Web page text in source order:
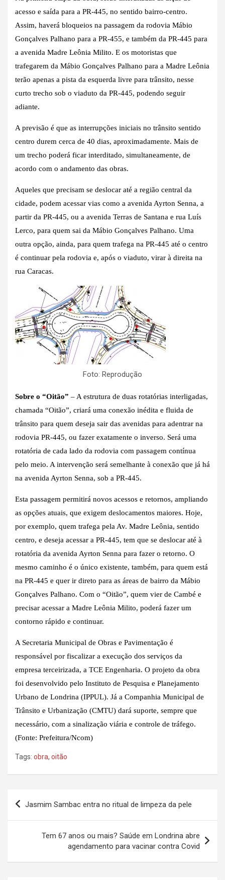
acesso e saída para a PR-445, no sentido bairro-centro.
Assim, haverá bloqueios na passagem da rodovia Mábio
Gonçalves Palhano para a PR-455, e também da PR-445 para
a avenida Madre Leônia Milito. E os motoristas que
trafegarem da Mábio Gonçalves Palhano para a Madre Leônia
terão apenas a pista da esquerda livre para trânsito, nesse
curto trecho sob o viaduto da PR-445, podendo seguir
adiante.
A previsão é que as interrupções iniciais no trânsito sentido
centro durem cerca de 40 dias, aproximadamente. Mais de
um trecho poderá ficar interditado, simultaneamente, de
acordo com o andamento das obras.
Aqueles que precisam se deslocar até a região central da
cidade, podem acessar vias como a avenida Ayrton Senna, a
partir da PR-445, ou a avenida Terras de Santana e rua Luís
Lerco, para quem sai da Mábio Gonçalves Palhano. Uma
outra opção, ainda, para quem trafega na PR-445 até o centro
é continuar pela rodovia e, após o viaduto, virar à direita na
rua Caracas.
Foto: Reprodução
Sobre o “Oitão” – A estrutura de duas rotatórias interligadas,
chamada “Oitão”, criará uma conexão inédita e fluida de
trânsito para quem deseja sair das avenidas para adentrar na
rodovia PR-445, ou fazer exatamente o inverso. Será uma
rotatória de cada lado da rodovia com passagem contínua
pelo meio. A intervenção será semelhante à conexão que já há
na avenida Ayrton Senna, sob a PR-445.
Esta passagem permitirá novos acessos e retornos, ampliando
as opções atuais, que exigem deslocamentos maiores. Hoje,
por exemplo, quem trafega pela Av. Madre Leônia, sentido
centro, e deseja acessar a PR-445, tem que se deslocar até à
rotatória da avenida Ayrton Senna para fazer o retorno. O
mesmo caminho é o único existente, também, para quem está
na PR-445 e quer ir direto para as áreas de bairro da Mábio
Gonçalves Palhano. Com o “Oitão”, quem vier de Cambé e
precisar acessar a Madre Leônia Milito, poderá fazer um
contorno rápido e continuar.
A Secretaria Municipal de Obras e Pavimentação é
responsável por fiscalizar a execução dos serviços da
empresa terceirizada, a TCE Engenharia. O projeto da obra
foi desenvolvido pelo Instituto de Pesquisa e Planejamento
Urbano de Londrina (IPPUL). Já a Companhia Municipal de
Trânsito e Urbanização (CMTU) dará suporte, sempre que
necessário, com a sinalização viária e controle de tráfego.
(Fonte: Prefeitura/Ncom)
Tags: obra, oitão
Jasmim Sambac entra no ritual de limpeza da pele
Tem 67 anos ou mais? Saúde em Londrina abre
agendamento para vacinar contra Covid